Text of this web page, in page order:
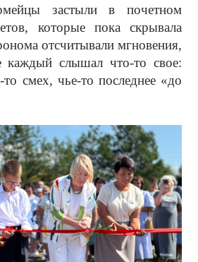
застыли в почетном
которые пока скрывала
отсчитывали мгновения,
слышал что-то свое:
смех, чье-то последнее «до